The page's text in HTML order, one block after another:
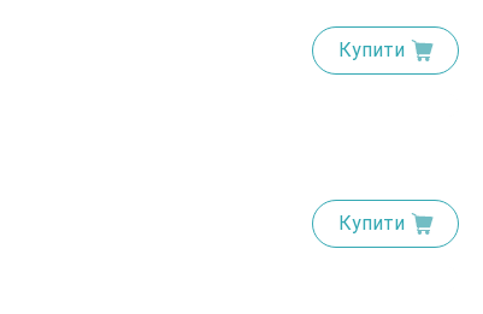
Купити
Купити